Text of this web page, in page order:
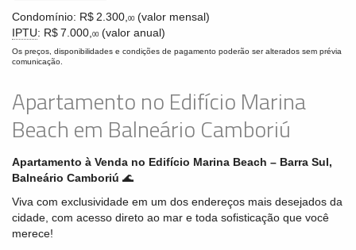
Condomínio: R$ 2.300, 00 (valor mensal)
IPTU: R$ 7.000, 00 (valor anual)
Os preços, disponibilidades e condições de pagamento poderão ser alterados sem prévia
comunicação.
Apartamento no Edifício Marina
Beach em Balneário Camboriú
Apartamento à Venda no Edifício Marina Beach – Barra Sul,
Balneário Camboriú 🌊
Viva com exclusividade em um dos endereços mais desejados da
cidade, com acesso direto ao mar e toda sofisticação que você
merece!